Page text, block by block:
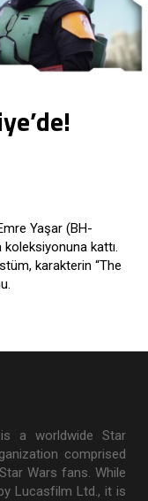
Yaşar (BH-
koleksiyonuna kattı.
karakterin “The
a worldwide Star
comprised
Wars fans. While
Lucasfilm Ltd., it is